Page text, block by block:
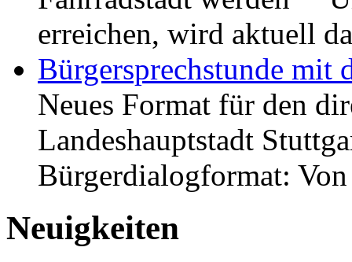
erreichen, wird aktuell
Bürgersprechstunde mit
Neues Format für den
Landeshauptstadt
Bürgerdialogformat:
Neuigkeiten